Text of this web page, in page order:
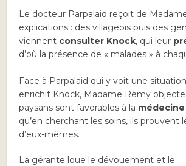
Le docteur Parpalaid reçoit de
explications : des villageois puis des
viennent consulter Knock, qui leur
d’où la présence de « malades » à
Face à Parpalaid qui y voit une
enrichit Knock, Madame Rémy
paysans sont favorables à la
qu’en cherchant les soins, ils prouvent
d’eux-mêmes.
La gérante loue le dévouement et le